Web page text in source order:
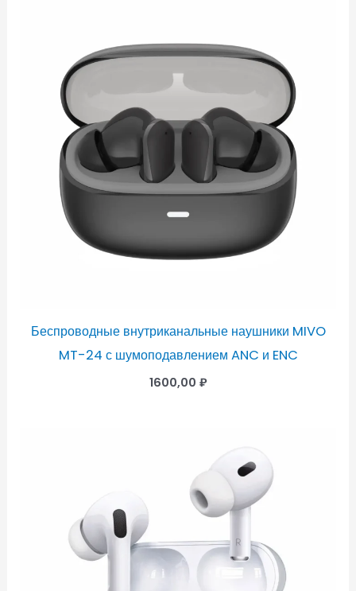
Беспроводные внутриканальные наушники MIVO
MT-24 с шумоподавлением ANC и ENC
1600,00 ₽